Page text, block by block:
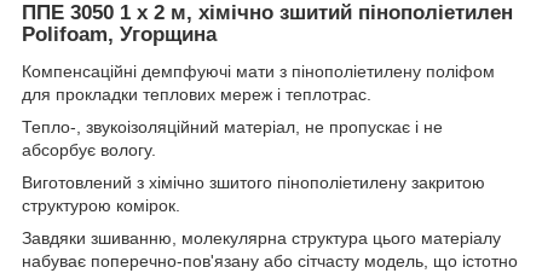
ППЕ 3050 1 х 2 м, хімічно зшитий пінополіетилен
Polifoam, Угорщина
Компенсаційні демпфуючі мати з пінополіетилену поліфом
для прокладки теплових мереж і теплотрас.
Тепло-, звукоізоляційний матеріал, не пропускає і не
абсорбує вологу.
Виготовлений з хімічно зшитого пінополіетилену закритою
структурою комірок.
Завдяки зшиванню, молекулярна структура цього матеріалу
набуває поперечно-пов'язану або сітчасту модель, що істотно